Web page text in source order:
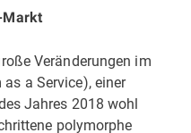
Markt
Veränderungen im
a Service), einer
Jahres 2018 wohl
polymorphe